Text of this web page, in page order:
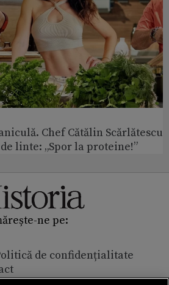
Chef Cătălin Scărlătescu
linte: „Spor la proteine!”
ne pe:
de confidențialitate